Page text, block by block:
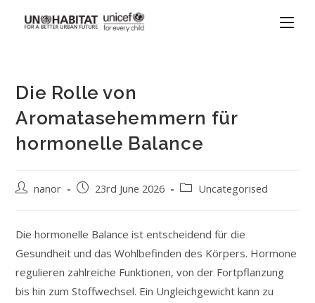
Die Rolle von
Aromatasehemmern für
hormonelle Balance
nanor 23rd June 2026 Uncategorised
Die hormonelle Balance ist entscheidend für die
Gesundheit und das Wohlbefinden des Körpers. Hormone
regulieren zahlreiche Funktionen, von der Fortpflanzung
bis hin zum Stoffwechsel. Ein Ungleichgewicht kann zu